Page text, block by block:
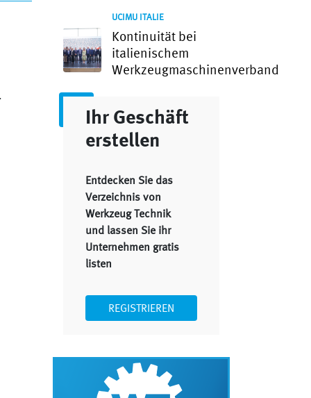
UCIMU ITALIE
Kontinuität bei
italienischem
Werkzeugmaschinenverband
Ihr Geschäft
erstellen
Entdecken Sie das
Verzeichnis von
Werkzeug Technik
und lassen Sie ihr
Unternehmen gratis
listen
REGISTRIEREN